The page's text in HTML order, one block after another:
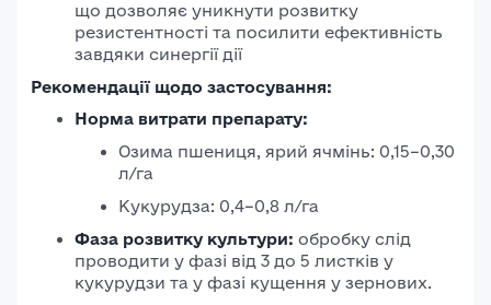
що дозволяє уникнути розвитку
резистентності та посилити ефективність
завдяки синергії дії
Рекомендації щодо застосування:
Норма витрати препарату:
Озима пшениця, ярий ячмінь: 0,15–0,30
л/га
Кукурудза: 0,4–0,8 л/га
Фаза розвитку культури: обробку слід
проводити у фазі від 3 до 5 листків у
кукурудзи та у фазі кущення у зернових.